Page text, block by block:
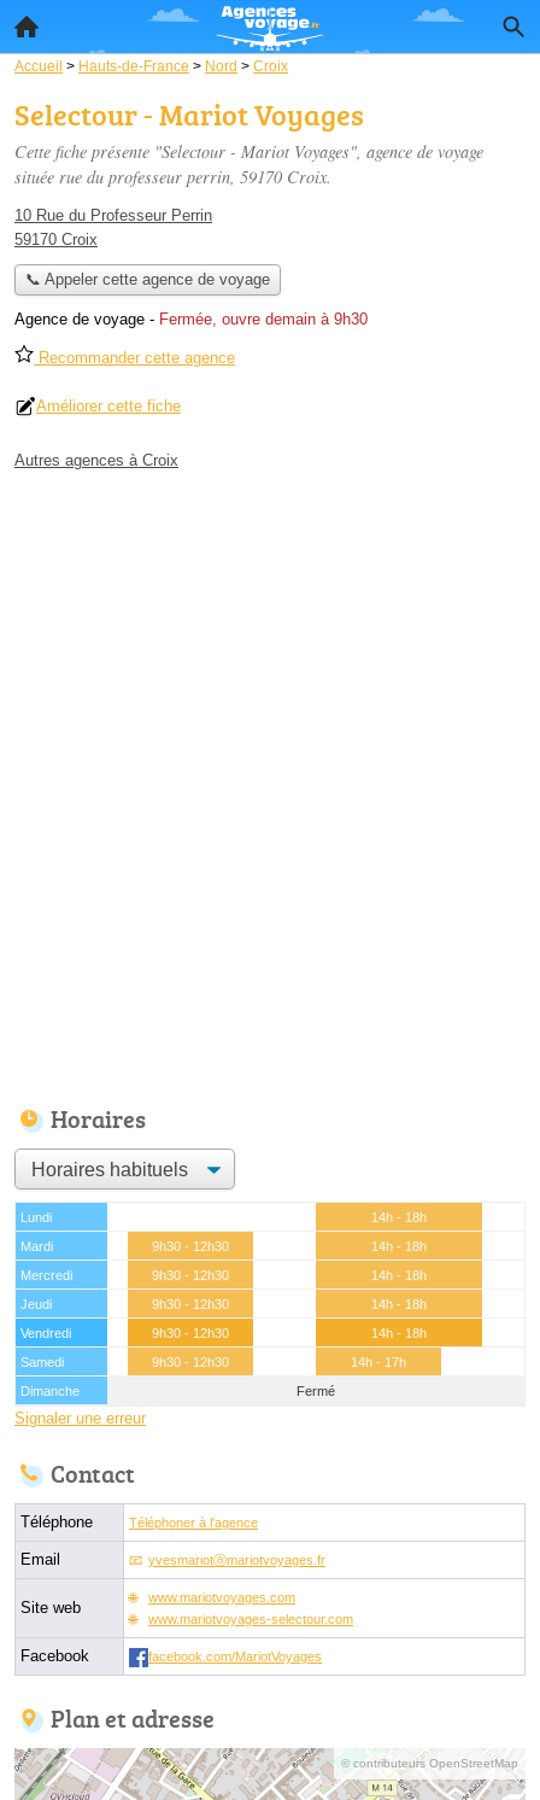
Accueil > Hauts-de-France > Nord > Croix
Selectour - Mariot Voyages
Cette fiche présente "Selectour - Mariot Voyages", agence de voyage
située rue du professeur perrin, 59170 Croix.
10 Rue du Professeur Perrin
59170 Croix
📞 Appeler cette agence de voyage
Agence de voyage - Fermée, ouvre demain à 9h30
Recommander cette agence
Améliorer cette fiche
Autres agences à Croix
Horaires
Lundi
14h - 18h
Mardi
9h30 - 12h30
14h - 18h
Mercredi
9h30 - 12h30
14h - 18h
Jeudi
9h30 - 12h30
14h - 18h
Vendredi
9h30 - 12h30
14h - 18h
Samedi
9h30 - 12h30
14h - 17h
Dimanche
Fermé
Signaler une erreur
Contact
Téléphone Téléphoner à l'agence
Email yvesmariotⓐmariotvoyages.fr
Site web
www.mariotvoyages.com
www.mariotvoyages-selectour.com
Facebook facebook.com/MariotVoyages
Plan et adresse
© contributeurs OpenStreetMap